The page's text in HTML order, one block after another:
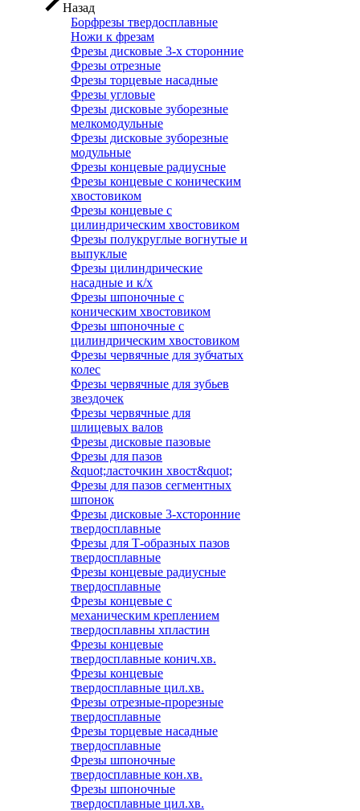
Назад
Борфрезы твердосплавные
Ножи к фрезам
Фрезы дисковые 3-х сторонние
Фрезы отрезные
Фрезы торцевые насадные
Фрезы угловые
Фрезы дисковые зуборезные
мелкомодульные
Фрезы дисковые зуборезные
модульные
Фрезы концевые радиусные
Фрезы концевые с коническим
хвостовиком
Фрезы концевые с
цилиндрическим хвостовиком
Фрезы полукруглые вогнутые и
выпуклые
Фрезы цилиндрические
насадные и к/х
Фрезы шпоночные с
коническим хвостовиком
Фрезы шпоночные с
цилиндрическим хвостовиком
Фрезы червячные для зубчатых
колес
Фрезы червячные для зубьев
звездочек
Фрезы червячные для
шлицевых валов
Фрезы дисковые пазовые
Фрезы для пазов
&quot;ласточкин хвост&quot;
Фрезы для пазов сегментных
шпонок
Фрезы дисковые 3-хсторонние
твердосплавные
Фрезы для Т-образных пазов
твердосплавные
Фрезы концевые радиусные
твердосплавные
Фрезы концевые с
механическим креплением
твердосплавны хпластин
Фрезы концевые
твердосплавные конич.хв.
Фрезы концевые
твердосплавные цил.хв.
Фрезы отрезные-прорезные
твердосплавные
Фрезы торцевые насадные
твердосплавные
Фрезы шпоночные
твердосплавные кон.хв.
Фрезы шпоночные
твердосплавные цил.хв.